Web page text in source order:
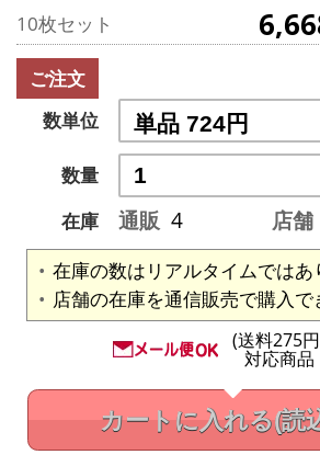
10枚セット
ご注文
数単位
数量
在庫
通販 4 店舗
在庫の数はリアルタイムではあ
店舗の在庫を通信販売で購入で
(送料275
対応商品
カートに入れる(読